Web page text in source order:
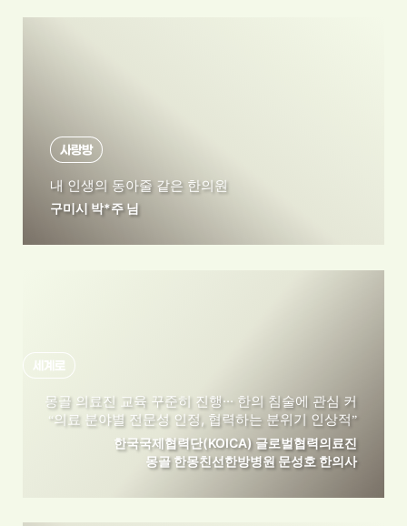
사랑방
내 인생의 동아줄 같은 한의원
구미시 박*주 님
세계로
몽골 의료진 교육 꾸준히 진행··· 한의 침술에 관심 커
“의료 분야별 전문성 인정, 협력하는 분위기 인상적”
한국국제협력단(KOICA) 글로벌협력의료진
몽골 한몽친선한방병원 문성호 한의사